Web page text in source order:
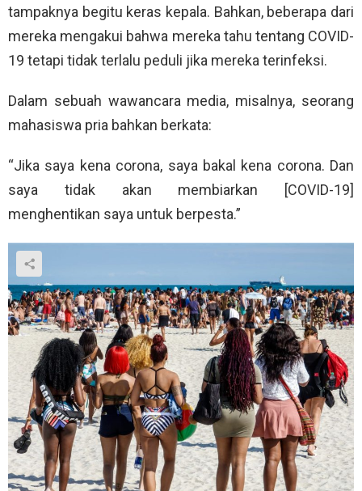
tampaknya begitu keras kepala. Bahkan, beberapa dari
mereka mengakui bahwa mereka tahu tentang COVID-
19 tetapi tidak terlalu peduli jika mereka terinfeksi.
Dalam sebuah wawancara media, misalnya, seorang
mahasiswa pria bahkan berkata:
“Jika saya kena corona, saya bakal kena corona. Dan
saya tidak akan membiarkan [COVID-19]
menghentikan saya untuk berpesta.”